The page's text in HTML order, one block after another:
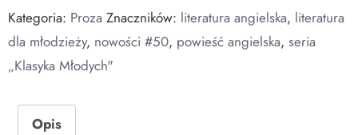
Kategoria: Proza Znaczników: literatura angielska, literatura
dla młodzieży, nowości #50, powieść angielska, seria
„Klasyka Młodych"
Opis